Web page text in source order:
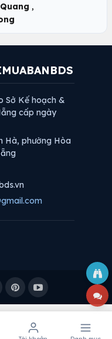
,
Sở Kế hoạch &
cấp ngày
Hà, phường Hòa